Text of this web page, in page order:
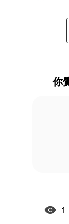
你
1